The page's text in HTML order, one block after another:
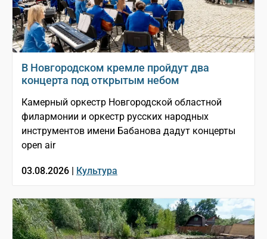
В Новгородском кремле пройдут два
концерта под открытым небом
Камерный оркестр Новгородской областной
филармонии и оркестр русских народных
инструментов имени Бабанова дадут концерты
open air
03.08.2026 | Культура